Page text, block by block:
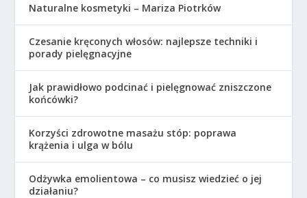
Naturalne kosmetyki – Mariza Piotrków
Czesanie kręconych włosów: najlepsze techniki i
porady pielęgnacyjne
Jak prawidłowo podcinać i pielęgnować zniszczone
końcówki?
Korzyści zdrowotne masażu stóp: poprawa
krążenia i ulga w bólu
Odżywka emolientowa – co musisz wiedzieć o jej
działaniu?